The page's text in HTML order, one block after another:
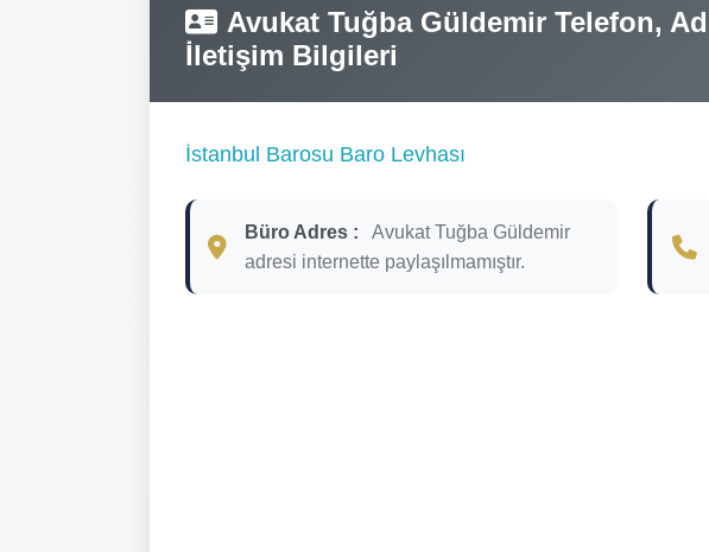
Avukat Tuğba Güldemir Telefon,
İletişim Bilgileri
İstanbul Barosu Baro Levhası
Büro Adres :
Avukat Tuğba Güldemir
adresi internette paylaşılmamıştır.